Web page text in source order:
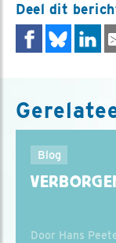
Deel dit
Blog
Door Hans